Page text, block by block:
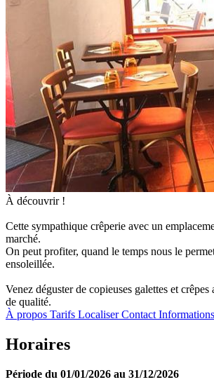
À découvrir !
Cette sympathique crêperie avec un
marché.
On peut profiter, quand le temps nous le
ensoleillée.
Venez déguster de copieuses galettes et
de qualité.
À propos Tarifs Localiser Contact
Horaires
Période du 01/01/2026 au 31/12/2026